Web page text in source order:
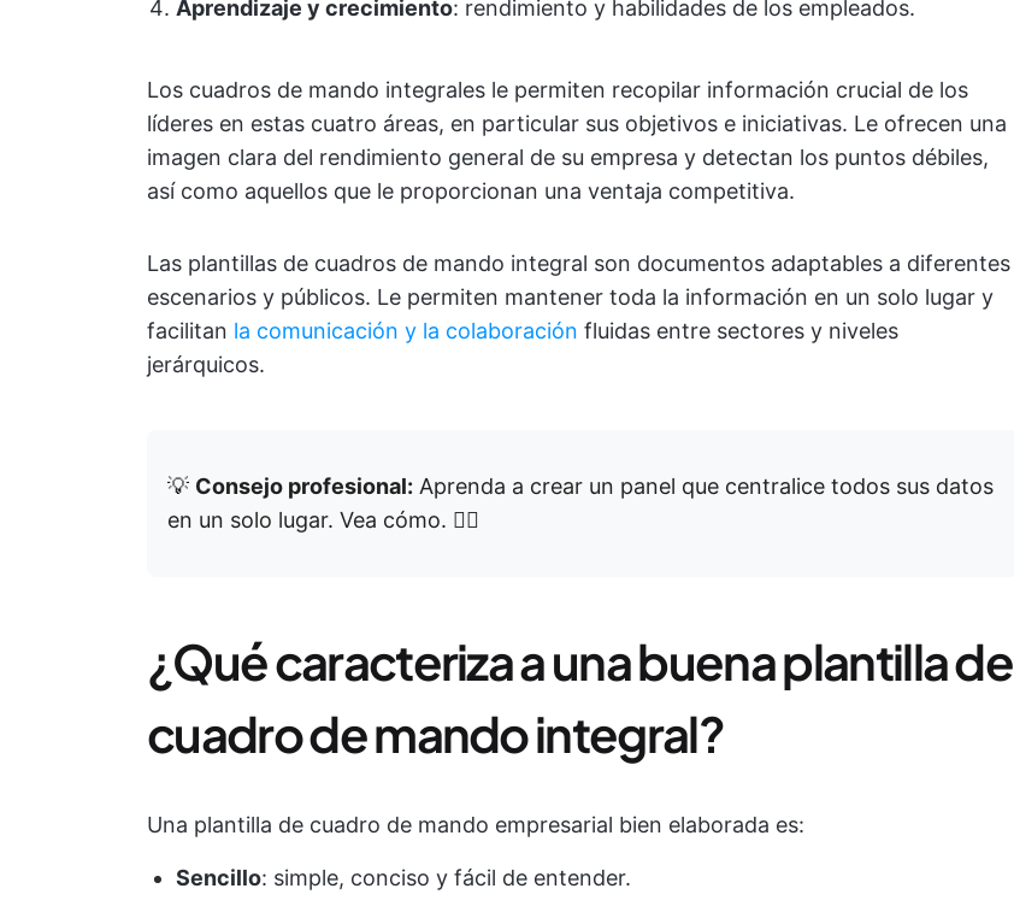
Aprendizaje y crecimiento: rendimiento y habilidades de los empleados.
Los cuadros de mando integrales le permiten recopilar información crucial de los
líderes en estas cuatro áreas, en particular sus objetivos e iniciativas. Le ofrecen una
imagen clara del rendimiento general de su empresa y detectan los puntos débiles,
así como aquellos que le proporcionan una ventaja competitiva.
Las plantillas de cuadros de mando integral son documentos adaptables a diferentes
escenarios y públicos. Le permiten mantener toda la información en un solo lugar y
facilitan la comunicación y la colaboración fluidas entre sectores y niveles
jerárquicos.
💡 Consejo profesional: Aprenda a crear un panel que centralice todos sus datos
en un solo lugar. Vea cómo. 👇🏼
¿Qué caracteriza a una buena plantilla de
cuadro de mando integral?
Una plantilla de cuadro de mando empresarial bien elaborada es:
Sencillo: simple, conciso y fácil de entender.